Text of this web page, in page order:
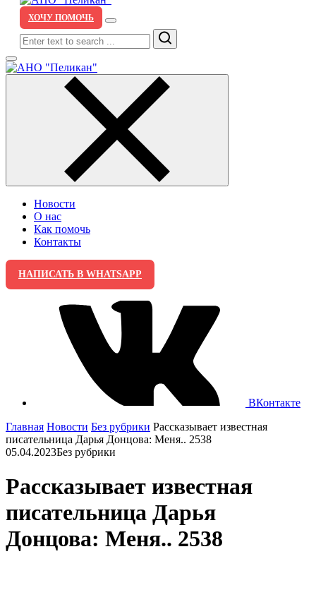
ХОЧУ ПОМОЧЬ
Search
Новости
О нас
Как помочь
Контакты
НАПИСАТЬ В WHATSAPP
ВКонтакте
Главная Новости Без рубрики Рассказывает известная
писательница Дарья Донцова: Меня.. 2538
05.04.2023Без рубрики
Рассказывает известная
писательница Дарья
Донцова: Меня.. 2538